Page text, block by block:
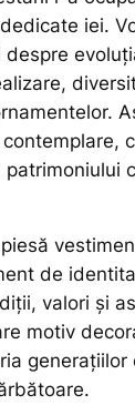
iei.
de
valori și
motiv
generațiilor